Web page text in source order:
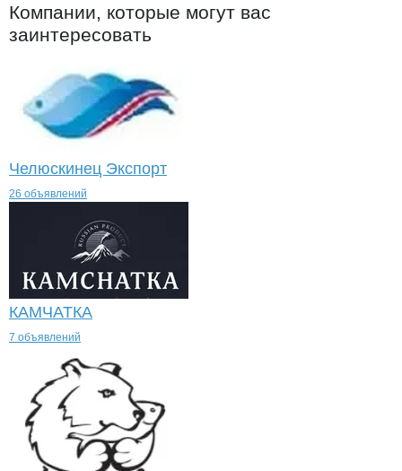
Компании, которые могут вас
заинтересовать
Челюскинец Экспорт
26 объявлений
КАМЧАТКА
7 объявлений